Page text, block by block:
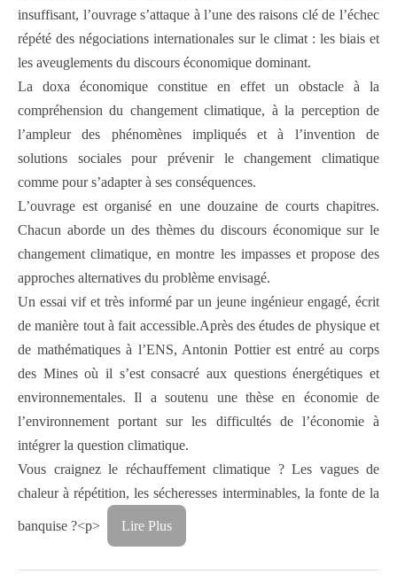
insuffisant, l’ouvrage s’attaque à l’une des raisons clé de l’échec
répété des négociations internationales sur le climat : les biais et
les aveuglements du discours économique dominant.
La doxa économique constitue en effet un obstacle à la
compréhension du changement climatique, à la perception de
l’ampleur des phénomènes impliqués et à l’invention de
solutions sociales pour prévenir le changement climatique
comme pour s’adapter à ses conséquences.
L’ouvrage est organisé en une douzaine de courts chapitres.
Chacun aborde un des thèmes du discours économique sur le
changement climatique, en montre les impasses et propose des
approches alternatives du problème envisagé.
Un essai vif et très informé par un jeune ingénieur engagé, écrit
de manière tout à fait accessible.Après des études de physique et
de mathématiques à l’ENS, Antonin Pottier est entré au corps
des Mines où il s’est consacré aux questions énergétiques et
environnementales. Il a soutenu une thèse en économie de
l’environnement portant sur les difficultés de l’économie à
intégrer la question climatique.
Vous craignez le réchauffement climatique ? Les vagues de
chaleur à répétition, les sécheresses interminables, la fonte de la
banquise ?<p> Lire Plus